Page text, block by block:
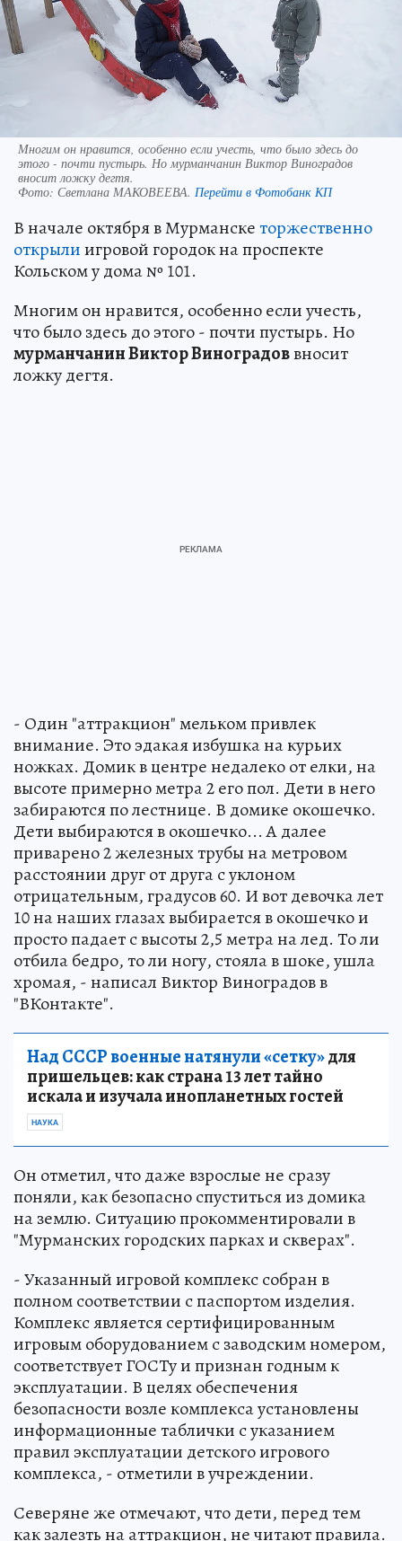
Многим он нравится, особенно если учесть, что было здесь до
этого - почти пустырь. Но мурманчанин Виктор Виноградов
вносит ложку дегтя.
Фото: Светлана МАКОВЕЕВА. Перейти в Фотобанк КП
В начале октября в Мурманскеторжественно
открылиигровой городок на проспекте
Кольском у дома № 101.
Многим он нравится, особенно если учесть,
что было здесь до этого - почти пустырь. Но
мурманчанин Виктор Виноградоввносит
ложку дегтя.
- Один "аттракцион" мельком привлек
внимание. Это эдакая избушка на курьих
ножках. Домик в центре недалеко от елки, на
высоте примерно метра 2 его пол. Дети в него
забираются по лестнице. В домике окошечко.
Дети выбираются в окошечко... А далее
приварено 2 железных трубы на метровом
расстоянии друг от друга с уклоном
отрицательным, градусов 60. И вот девочка лет
10 на наших глазах выбирается в окошечко и
просто падает с высоты 2,5 метра на лед. То ли
отбила бедро, то ли ногу, стояла в шоке, ушла
хромая, - написал Виктор Виноградов в
"ВКонтакте".
Над СССР военные натянули «сетку»для
пришельцев: как страна 13 лет тайно
искала и изучала инопланетных гостей
НАУКА
Он отметил, что даже взрослые не сразу
поняли, как безопасно спуститься из домика
на землю. Ситуацию прокомментировали в
"Мурманских городских парках и скверах".
- Указанный игровой комплекс собран в
полном соответствии с паспортом изделия.
Комплекс является сертифицированным
игровым оборудованием с заводским номером,
соответствует ГОСТу и признан годным к
эксплуатации. В целях обеспечения
безопасности возле комплекса установлены
информационные таблички с указанием
правил эксплуатации детского игрового
комплекса, - отметили в учреждении.
Северяне же отмечают, что дети, перед тем
как залезть на аттракцион, не читают правила.